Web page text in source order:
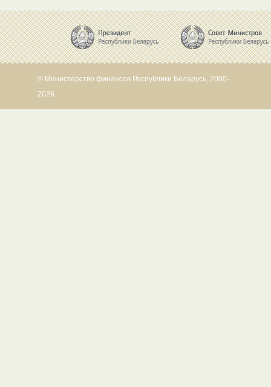
© Министерство финансов Республики Беларусь, 2000-
2026.